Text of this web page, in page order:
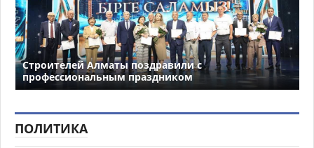
Строителей Алматы поздравили с
профессиональным праздником
ПОЛИТИКА